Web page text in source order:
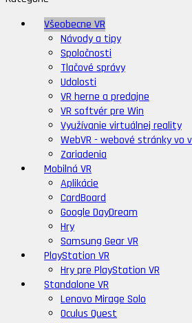
Všeobecne VR
Návody a tipy
Spoločnosti
Tlačové správy
Udalosti
VR herne a predajne
VR softvér pre Win
Využívanie virtuálnej reality
WebVR - webové stránky vo
Zariadenia
Mobilná VR
Aplikácie
CardBoard
Google DayDream
Hry
Samsung Gear VR
PlayStation VR
Hry pre PlayStation VR
Standalone VR
Lenovo Mirage Solo
Oculus Quest